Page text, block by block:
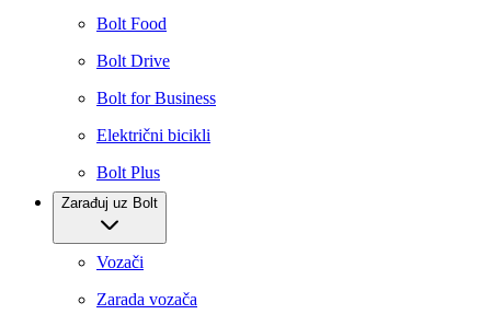
Bolt Food
Bolt Drive
Bolt for Business
Električni bicikli
Bolt Plus
Zarađuj uz Bolt
Vozači
Zarada vozača